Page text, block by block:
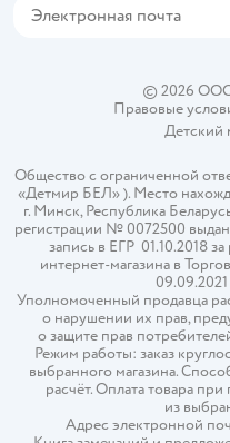
© 2026
Правовые
Детский
Общество с ограниченной
«Детмир БЕЛ» ). Место
г. Минск, Республика
регистрации № 0072500
запись в ЕГР 01.10.2018
интернет-магазина в
Уполномоченный продавца
о нарушении их прав,
о защите прав
Режим работы: заказ
выбранного магазина.
расчёт. Оплата товара
из
Адрес электронной